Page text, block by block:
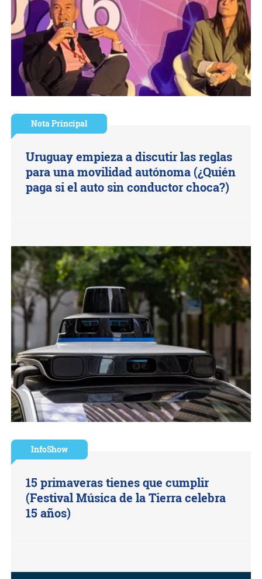
Nota Principal
Uruguay empieza a discutir las reglas
para una movilidad autónoma (¿Quién
paga si el auto sin conductor choca?)
InfoShow
15 primaveras tienes que cumplir
(Festival Música de la Tierra celebra
15 años)